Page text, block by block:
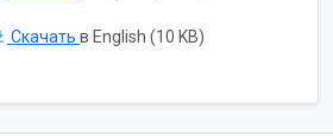
Скачать в English (10 KB)